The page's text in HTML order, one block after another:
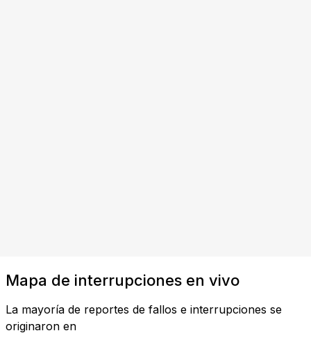
Mapa de interrupciones en vivo
La mayoría de reportes de fallos e interrupciones se
originaron en